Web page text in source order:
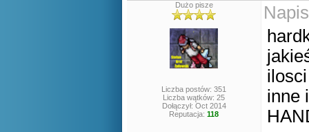
Dużo pisze
Liczba postów: 351
Liczba wątków: 25
Dołączył: Oct 2014
Reputacja: 118
inne